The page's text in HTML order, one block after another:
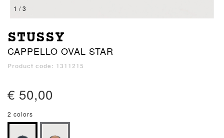
1 / 3
STUSSY
CAPPELLO OVAL STAR
Product code: 1311215
€ 50,00
2 colors